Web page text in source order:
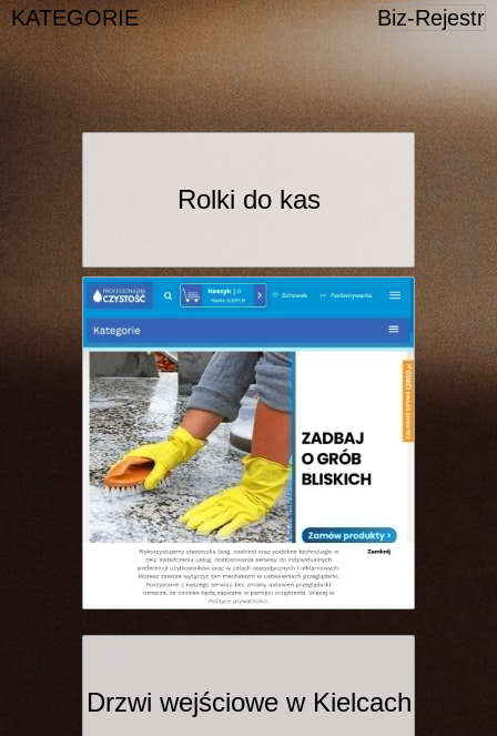
KATEGORIE Biz-Rejestr
Rolki do kas
Drzwi wejściowe w Kielcach